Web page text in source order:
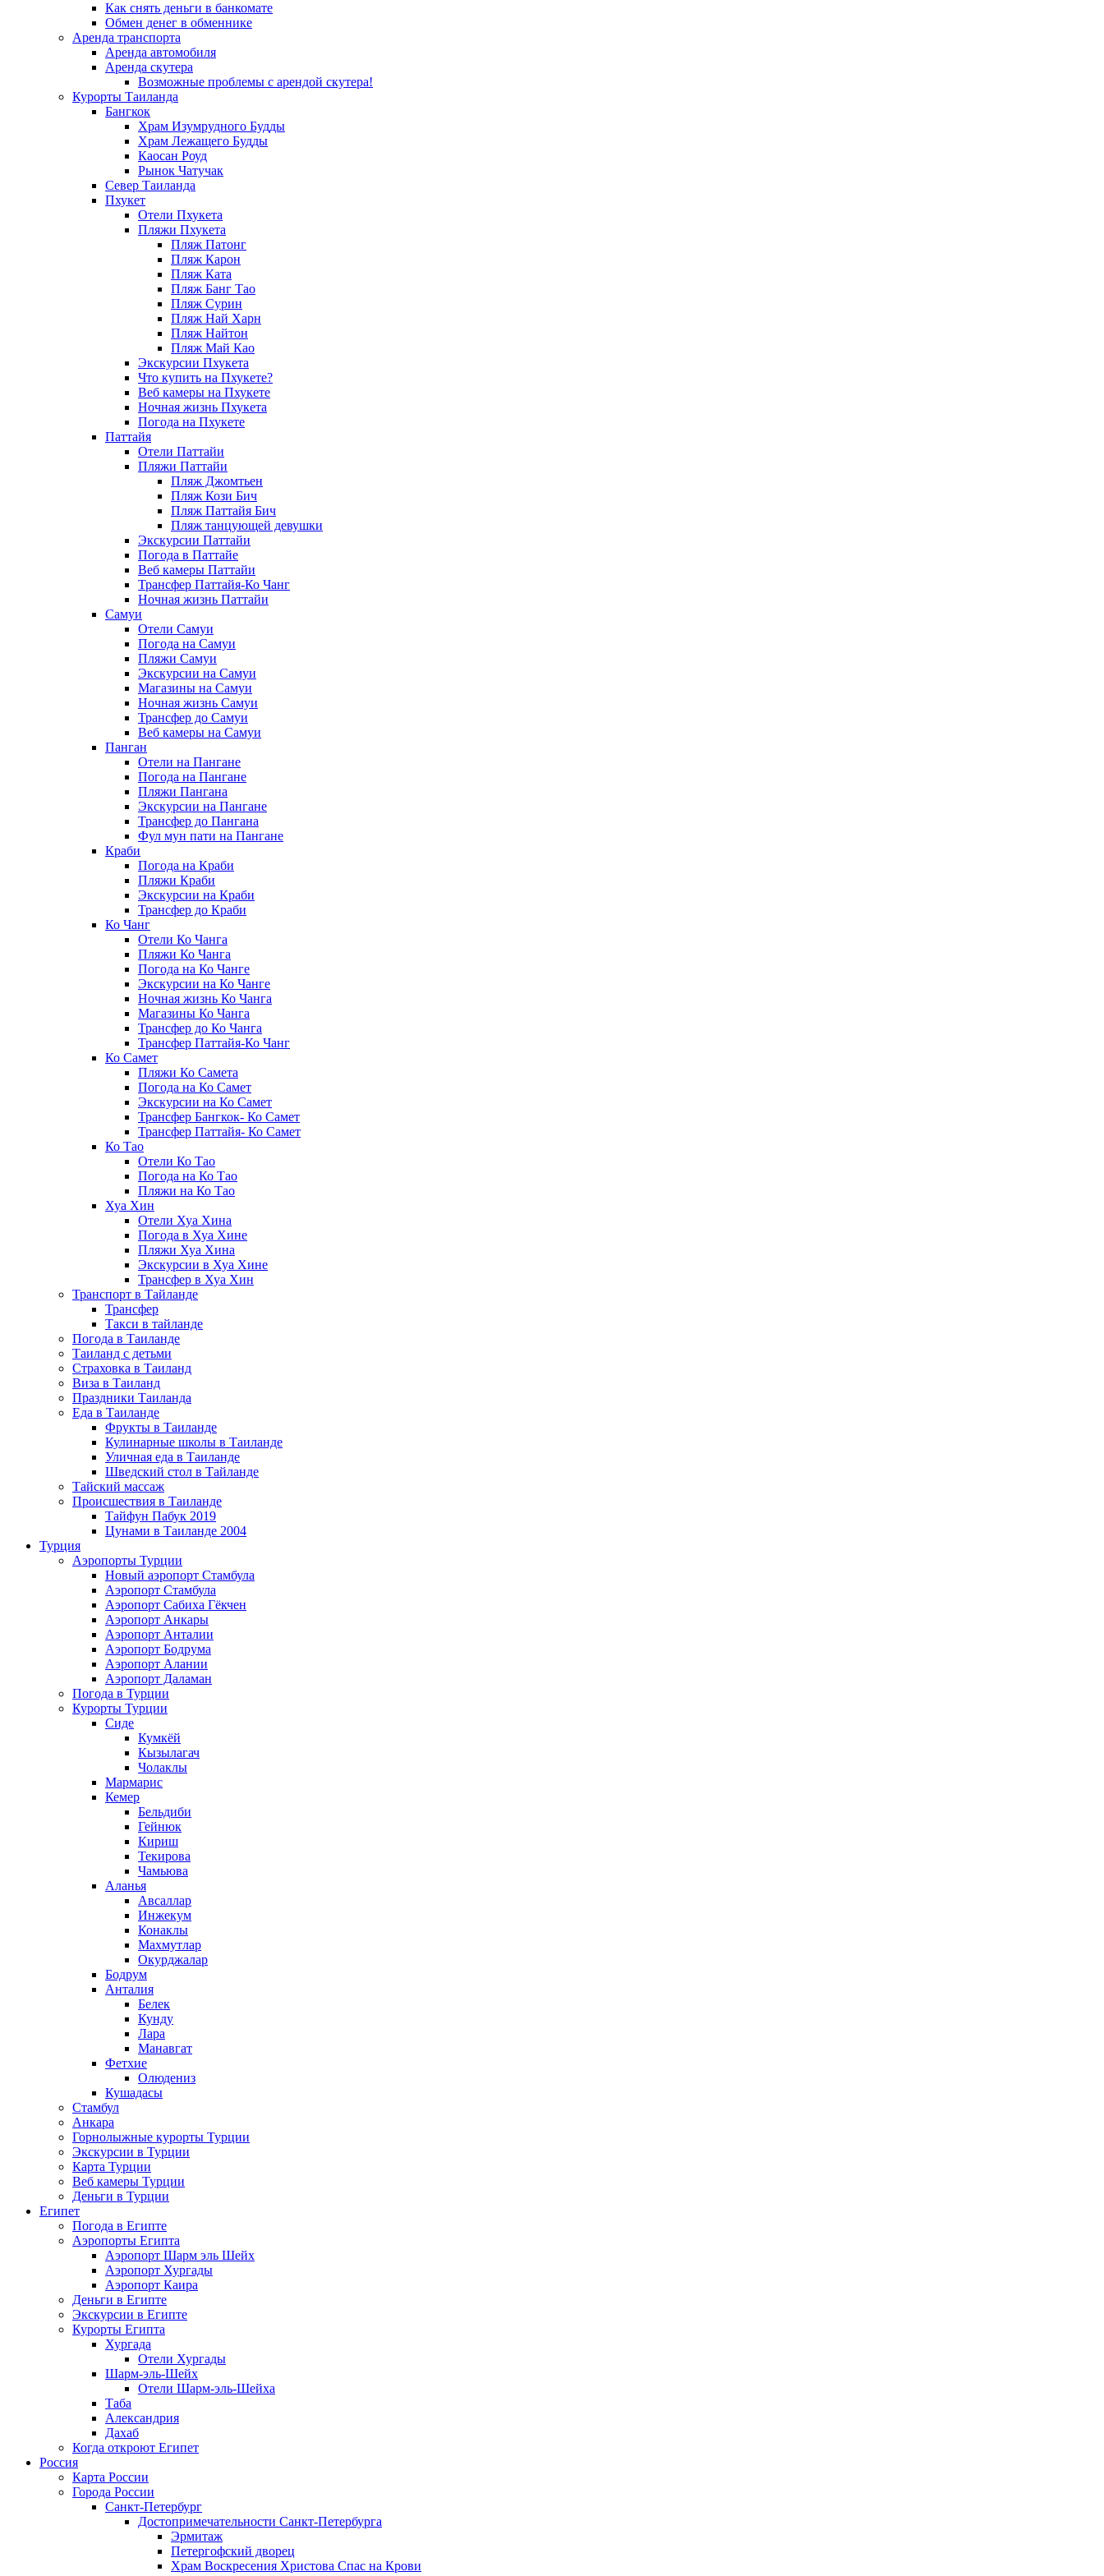
Как снять деньги в банкомате
Обмен денег в обменнике
Аренда транспорта
Аренда автомобиля
Аренда скутера
Возможные проблемы с арендой скутера!
Курорты Таиланда
Бангкок
Храм Изумрудного Будды
Храм Лежащего Будды
Каосан Роуд
Рынок Чатучак
Север Таиланда
Пхукет
Отели Пхукета
Пляжи Пхукета
Пляж Патонг
Пляж Карон
Пляж Ката
Пляж Банг Тао
Пляж Сурин
Пляж Най Харн
Пляж Найтон
Пляж Май Као
Экскурсии Пхукета
Что купить на Пхукете?
Веб камеры на Пхукете
Ночная жизнь Пхукета
Погода на Пхукете
Паттайя
Отели Паттайи
Пляжи Паттайи
Пляж Джомтьен
Пляж Кози Бич
Пляж Паттайя Бич
Пляж танцующей девушки
Экскурсии Паттайи
Погода в Паттайе
Веб камеры Паттайи
Трансфер Паттайя-Ко Чанг
Ночная жизнь Паттайи
Самуи
Отели Самуи
Погода на Самуи
Пляжи Самуи
Экскурсии на Самуи
Магазины на Самуи
Ночная жизнь Самуи
Трансфер до Самуи
Веб камеры на Самуи
Панган
Отели на Пангане
Погода на Пангане
Пляжи Пангана
Экскурсии на Пангане
Трансфер до Пангана
Фул мун пати на Пангане
Краби
Погода на Краби
Пляжи Краби
Экскурсии на Краби
Трансфер до Краби
Ко Чанг
Отели Ко Чанга
Пляжи Ко Чанга
Погода на Ко Чанге
Экскурсии на Ко Чанге
Ночная жизнь Ко Чанга
Магазины Ко Чанга
Трансфер до Ко Чанга
Трансфер Паттайя-Ко Чанг
Ко Самет
Пляжи Ко Самета
Погода на Ко Самет
Экскурсии на Ко Самет
Трансфер Бангкок- Ко Самет
Трансфер Паттайя- Ко Самет
Ко Тао
Отели Ко Тао
Погода на Ко Тао
Пляжи на Ко Тао
Хуа Хин
Отели Хуа Хина
Погода в Хуа Хине
Пляжи Хуа Хина
Экскурсии в Хуа Хине
Трансфер в Хуа Хин
Транспорт в Тайланде
Трансфер
Такси в тайланде
Погода в Таиланде
Таиланд с детьми
Страховка в Таиланд
Виза в Таиланд
Праздники Таиланда
Еда в Таиланде
Фрукты в Таиланде
Кулинарные школы в Таиланде
Уличная еда в Таиланде
Шведский стол в Тайланде
Тайский массаж
Происшествия в Таиланде
Тайфун Пабук 2019
Цунами в Таиланде 2004
Турция
Аэропорты Турции
Новый аэропорт Стамбула
Аэропорт Стамбула
Аэропорт Сабиха Гёкчен
Аэропорт Анкары
Аэропорт Анталии
Аэропорт Бодрума
Аэропорт Алании
Аэропорт Даламан
Погода в Турции
Курорты Турции
Сиде
Кумкёй
Кызылагач
Чолаклы
Мармарис
Кемер
Бельдиби
Гейнюк
Кириш
Текирова
Чамьюва
Аланья
Авсаллар
Инжекум
Конаклы
Махмутлар
Окурджалар
Бодрум
Анталия
Белек
Кунду
Лара
Манавгат
Фетхие
Олюдениз
Кушадасы
Стамбул
Анкара
Горнолыжные курорты Турции
Экскурсии в Турции
Карта Турции
Веб камеры Турции
Деньги в Турции
Египет
Погода в Египте
Аэропорты Египта
Аэропорт Шарм эль Шейх
Аэропорт Хургады
Аэропорт Каира
Деньги в Египте
Экскурсии в Египте
Курорты Египта
Хургада
Отели Хургады
Шарм-эль-Шейх
Отели Шарм-эль-Шейха
Таба
Александрия
Дахаб
Когда откроют Египет
Россия
Карта России
Города России
Санкт-Петербург
Достопримечательности Санкт-Петербурга
Эрмитаж
Петергофский дворец
Храм Воскресения Христова Спас на Крови